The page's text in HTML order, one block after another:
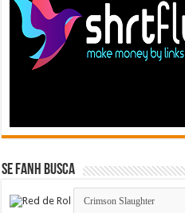
Se FanH Busca